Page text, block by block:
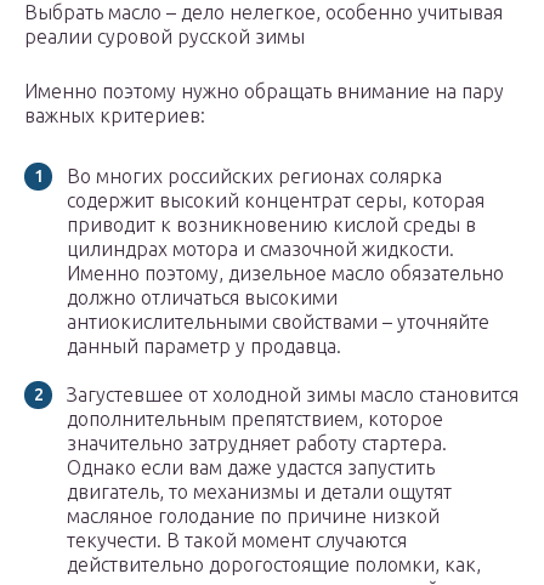
Выбрать масло – дело нелегкое, особенно учитывая
реалии суровой русской зимы
Именно поэтому нужно обращать внимание на пару
важных критериев:
Во многих российских регионах солярка
содержит высокий концентрат серы, которая
приводит к возникновению кислой среды в
цилиндрах мотора и смазочной жидкости.
Именно поэтому, дизельное масло обязательно
должно отличаться высокими
антиокислительными свойствами – уточняйте
данный параметр у продавца.
Загустевшее от холодной зимы масло становится
дополнительным препятствием, которое
значительно затрудняет работу стартера.
Однако если вам даже удастся запустить
двигатель, то механизмы и детали ощутят
масляное голодание по причине низкой
текучести. В такой момент случаются
действительно дорогостоящие поломки, как,